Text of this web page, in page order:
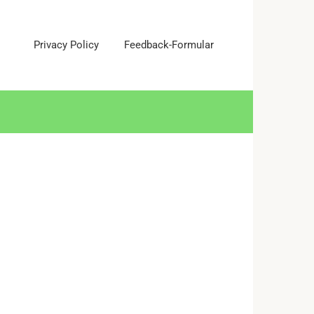
Privacy Policy Feedback-Formular